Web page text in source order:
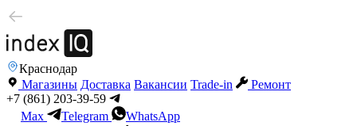
Краснодар
Магазины Доставка Вакансии Trade-in
Ремонт
+7 (861) 203-39-59
Max
Telegram
WhatsApp